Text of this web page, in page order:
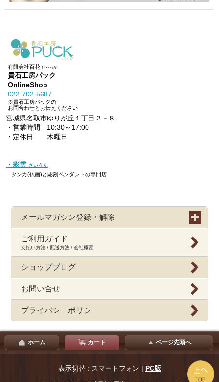
有限会社百花ひゃっか
貴石工房パック
OnlineShop
022-702-5687
※貴石工房パックの
お問合わせとお伝えください
宮城県名取市ゆりが丘１丁目２－８
・営業時間 10:30～17:00
・定休日 木曜日
・彩雲 さいうん
タンカ(仏画)と彫刻ペンダントの専門店
メールマガジン登録・解除
ご利用ガイド
支払い方法 / 配送方法 / 会社概要
ショップブログ
お問い合せ
プライバシーポリシー
ホーム カート ページ先頭へ
表示切替 : スマートフォン | PC版